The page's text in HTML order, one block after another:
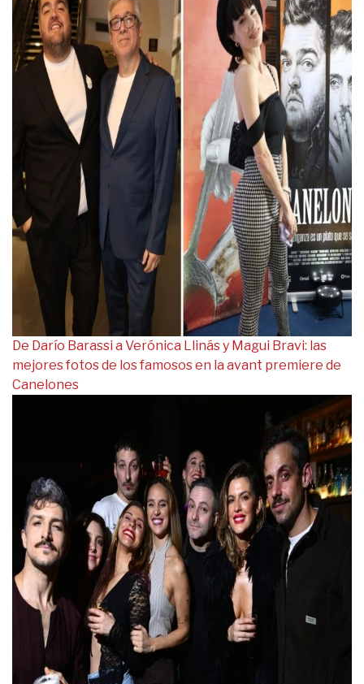
De Darío Barassi a Verónica Llinás y Magui Bravi: las
mejores fotos de los famosos en la avant premiere de
Canelones